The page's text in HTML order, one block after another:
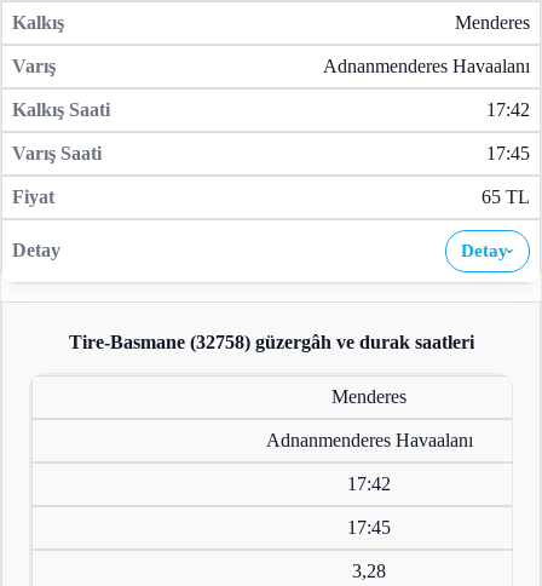
Menderes
Adnanmenderes Havaalanı
17:42
17:45
65 TL
Detay›
Tire-Basmane (32758)güzergâh ve durak saatleri
Menderes
Adnanmenderes Havaalanı
17:42
17:45
3,28